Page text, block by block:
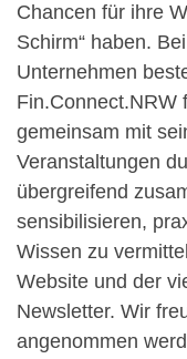
Chancen für ihre
Schirm“ haben.
Unternehmen
Fin.Connect.NRW
gemeinsam mit
Veranstaltungen
übergreifend
sensibilisieren,
Wissen zu
Website und der
Newsletter. Wir
angenommen